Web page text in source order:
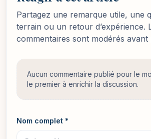
Partagez une remarque utile, une
terrain ou un retour d’expérience.
commentaires sont modérés avant
Aucun commentaire publié pour le
le premier à enrichir la discussion.
Nom complet *